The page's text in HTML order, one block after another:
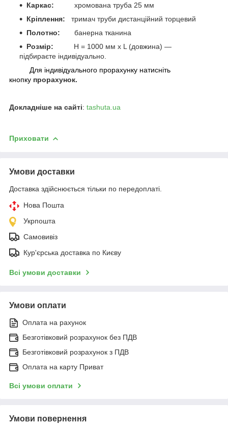
Каркас:
хромована труба 25 мм
Кріплення: тримач труби дистанційний торцевий
Полотно: банерна тканина
Розмір:
H = 1000 мм x L (довжина) —
підбираєте індивідуально.
Для індивідуального прорахунку натисніть
кнопку прорахунок.
Докладніше на сайті: tashuta.ua
Приховати
Умови доставки
Доставка здійснюється тільки по передоплаті.
Нова Пошта
Укрпошта
Самовивіз
Кур'єрська доставка по Києву
Всі умови доставки
Умови оплати
Оплата на рахунок
Безготівковий розрахунок без ПДВ
Безготівковий розрахунок з ПДВ
Оплата на карту Приват
Всі умови оплати
Умови повернення